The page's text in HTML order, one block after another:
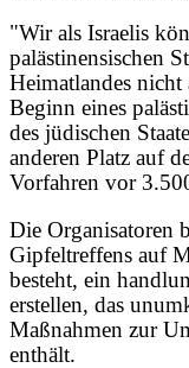
"Wir als Israelis
palästinensischen
Heimatlandes
Beginn eines
des jüdischen
anderen Platz auf
Vorfahren vor
Die Organisatoren
Gipfeltreffens auf
besteht, ein
erstellen, das
Maßnahmen zur
enthält.